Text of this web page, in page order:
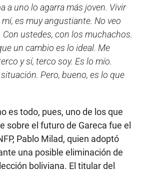
a uno lo agarra más joven. Vivir
es muy angustiante. No veo
Con ustedes, con los muchachos.
un cambio es lo ideal. Me
y sí, terco soy. Es lo mío.
Pero, bueno, es lo que
es todo, pues, uno de los que
sobre el futuro de Gareca fue el
Pablo Milad, quien adoptó
una posible eliminación de
boliviana. El titular del